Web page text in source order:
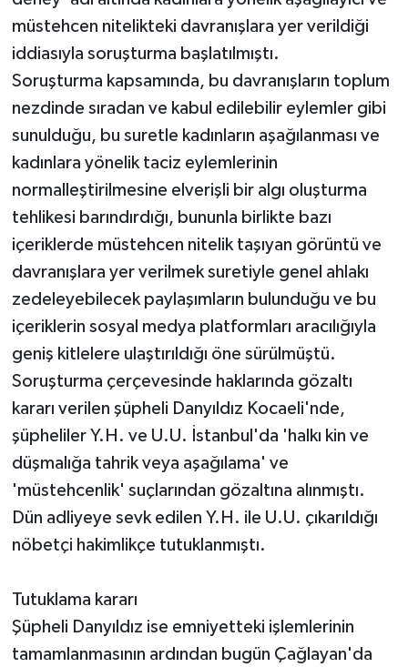
müstehcen nitelikteki davranışlara yer verildiği
iddiasıyla soruşturma başlatılmıştı.
Soruşturma kapsamında, bu davranışların toplum
nezdinde sıradan ve kabul edilebilir eylemler gibi
sunulduğu, bu suretle kadınların aşağılanması ve
kadınlara yönelik taciz eylemlerinin
normalleştirilmesine elverişli bir algı oluşturma
tehlikesi barındırdığı, bununla birlikte bazı
içeriklerde müstehcen nitelik taşıyan görüntü ve
davranışlara yer verilmek suretiyle genel ahlakı
zedeleyebilecek paylaşımların bulunduğu ve bu
içeriklerin sosyal medya platformları aracılığıyla
geniş kitlelere ulaştırıldığı öne sürülmüştü.
Soruşturma çerçevesinde haklarında gözaltı
kararı verilen şüpheli Danyıldız Kocaeli'nde,
şüpheliler Y.H. ve U.U. İstanbul'da 'halkı kin ve
düşmalığa tahrik veya aşağılama' ve
'müstehcenlik' suçlarından gözaltına alınmıştı.
Dün adliyeye sevk edilen Y.H. ile U.U. çıkarıldığı
nöbetçi hakimlikçe tutuklanmıştı.
Tutuklama kararı
Şüpheli Danyıldız ise emniyetteki işlemlerinin
tamamlanmasının ardından bugün Çağlayan'da